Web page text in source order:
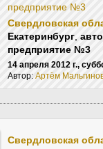
предприятие №3
Свердловская
Екатеринбург,
предприятие №3
14 апреля 2012 г.,
Автор: Артём
Свердловская